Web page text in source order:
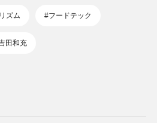
ズム #フードテック
田和充